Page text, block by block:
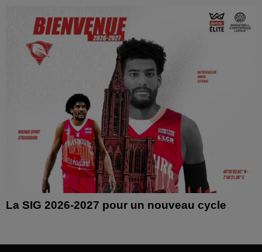
La SIG 2026-2027 pour un nouveau cycle